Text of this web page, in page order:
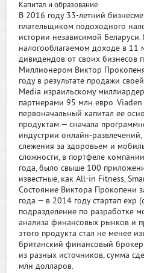
Капитал и образование
В 2016 году 33-летний
плательщиком подоходного
истории независимой
налогооблагаемом доходе в 11
дивидендов от своих бизнесов
Миллионером Виктор
году в результате продажи
Media израильскому
партнерами 95 млн евро.
первоначальный капитал ее
продуктам — сначала
индустрии онлайн-
слежения за здоровьем и
сложности, в портфеле
года, было свыше 100
известные, как All-in Fitness,
Состояние Виктора Прокопени
года — в 2014 году стартап exp
подразделение по разработке
анализа финансовых рынков и
этого продукта стал не менее
британский финансовый
из разных источников, сумма
млн долларов.